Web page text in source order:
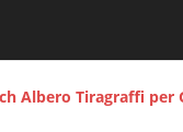
Albero Tiragraffi per